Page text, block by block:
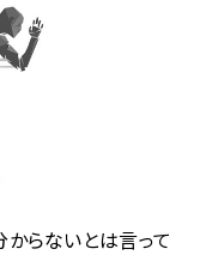
らないとは言って